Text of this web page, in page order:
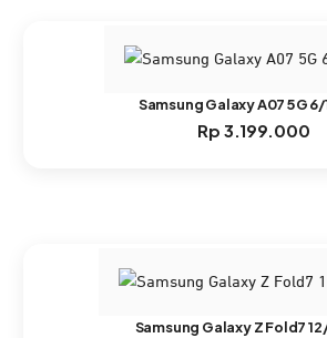
Samsung Galaxy A07 5G 6/
Rp 3.199.000
Samsung Galaxy Z Fold7